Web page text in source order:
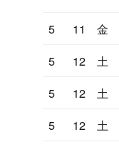
5
11 金
5
12 土
5
12 土
5
12 土